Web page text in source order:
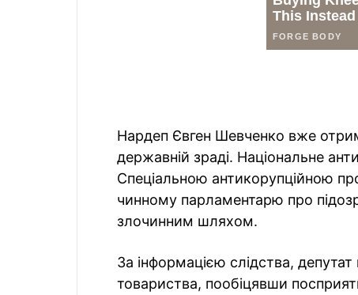
Нардеп Євген Шевченко вже
державній зраді. Національне
Спеціальною антикорупційною
чинному парламентарю про
злочинним шляхом.
За інформацією слідства,
товариства, пообіцявши